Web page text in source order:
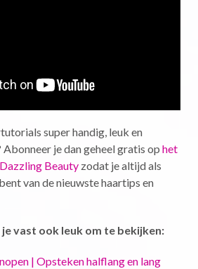
super handig, leuk en
Abonneer je dan geheel gratis op het
Beauty zodat je altijd als
van de nieuwste haartips en
vast ook leuk om te bekijken:
| Opsteken halflang en lang